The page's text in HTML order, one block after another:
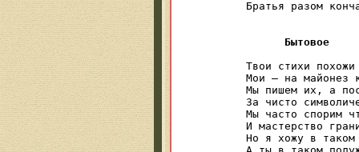
Братья разом
Бытовое
Твои стихи
Мои — на майонез
Мы пишем их, а
За чисто
Мы часто спорим
И мастерство
Но я хожу в таком